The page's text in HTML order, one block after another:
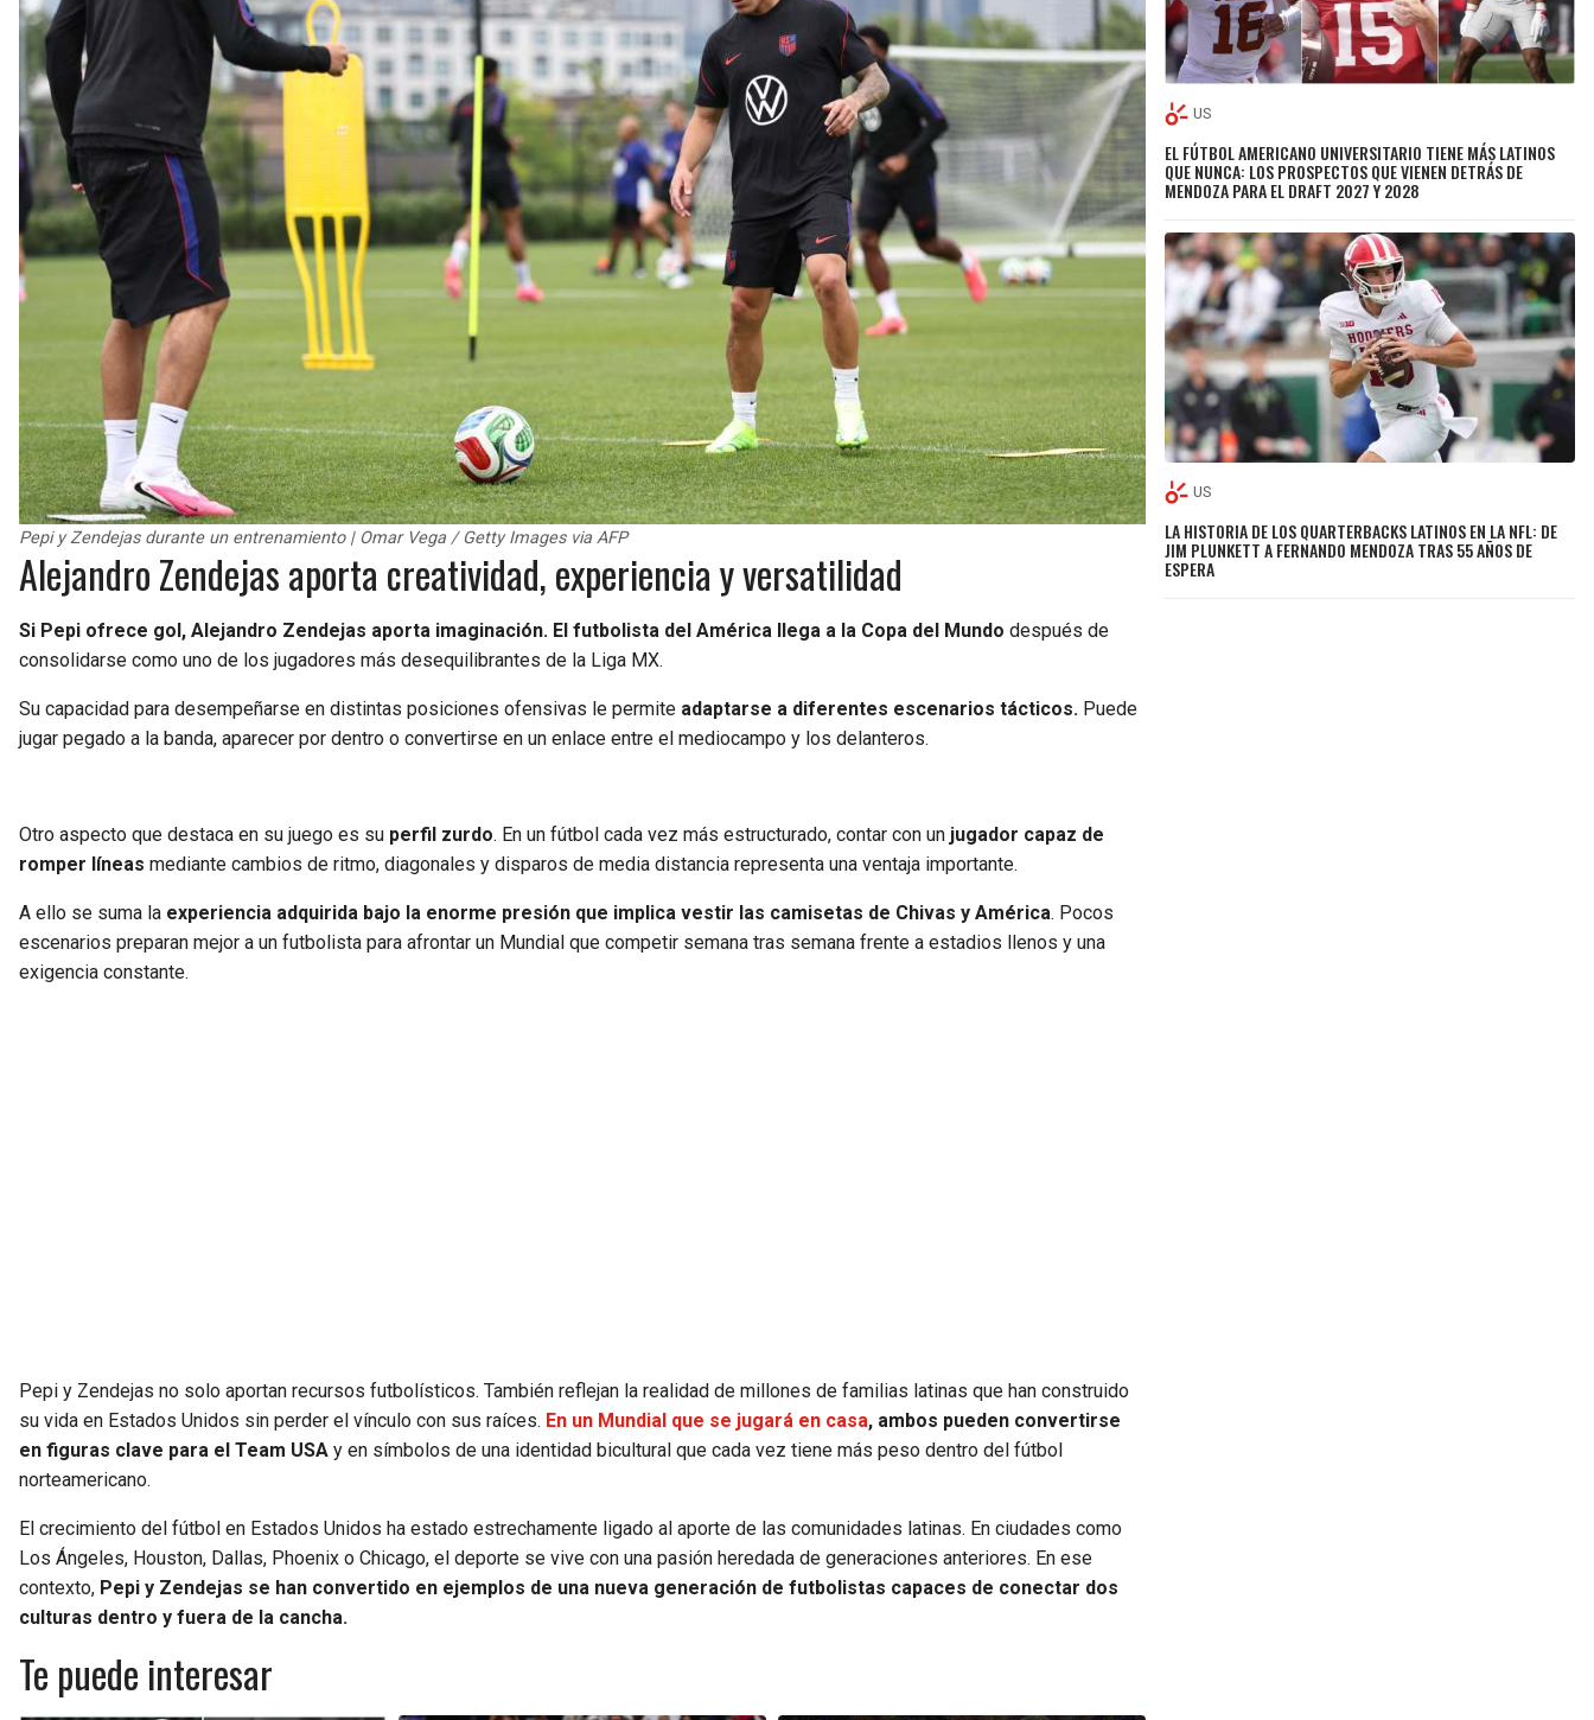
Pepi y Zendejas durante un entrenamiento | Omar Vega / Getty Images via AFP
Alejandro Zendejas aporta creatividad, experiencia y versatilidad
Si Pepi ofrece gol, Alejandro Zendejas aporta imaginación. El futbolista del América llega a la Copa del Mundo después de
consolidarse como uno de los jugadores más desequilibrantes de la Liga MX.
Su capacidad para desempeñarse en distintas posiciones ofensivas le permite adaptarse a diferentes escenarios tácticos. Puede
jugar pegado a la banda, aparecer por dentro o convertirse en un enlace entre el mediocampo y los delanteros.
Otro aspecto que destaca en su juego es su perfil zurdo. En un fútbol cada vez más estructurado, contar con un jugador capaz de
romper líneas mediante cambios de ritmo, diagonales y disparos de media distancia representa una ventaja importante.
A ello se suma la experiencia adquirida bajo la enorme presión que implica vestir las camisetas de Chivas y América. Pocos
escenarios preparan mejor a un futbolista para afrontar un Mundial que competir semana tras semana frente a estadios llenos y una
exigencia constante.
Pepi y Zendejas no solo aportan recursos futbolísticos. También reflejan la realidad de millones de familias latinas que han construido
su vida en Estados Unidos sin perder el vínculo con sus raíces. En un Mundial que se jugará en casa, ambos pueden convertirse
en figuras clave para el Team USA y en símbolos de una identidad bicultural que cada vez tiene más peso dentro del fútbol
norteamericano.
El crecimiento del fútbol en Estados Unidos ha estado estrechamente ligado al aporte de las comunidades latinas. En ciudades como
Los Ángeles, Houston, Dallas, Phoenix o Chicago, el deporte se vive con una pasión heredada de generaciones anteriores. En ese
contexto, Pepi y Zendejas se han convertido en ejemplos de una nueva generación de futbolistas capaces de conectar dos
culturas dentro y fuera de la cancha.
Te puede interesar
US
EL FÚTBOL AMERICANO UNIVERSITARIO TIENE MÁS LATINOS
QUE NUNCA: LOS PROSPECTOS QUE VIENEN DETRÁS DE
MENDOZA PARA EL DRAFT 2027 Y 2028
US
LA HISTORIA DE LOS QUARTERBACKS LATINOS EN LA NFL: DE
JIM PLUNKETT A FERNANDO MENDOZA TRAS 55 AÑOS DE
ESPERA